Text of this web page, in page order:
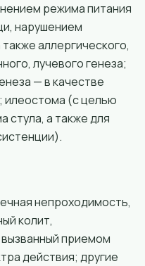
режима питания
нарушением
аллергического,
лучевого генеза;
— в качестве
илеостома (с целью
стула, а также для
непроходимость,
колит,
приемом
действия; другие